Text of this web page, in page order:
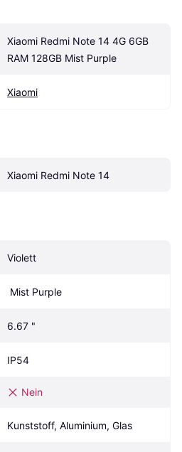
Xiaomi Redmi Note 14 4G 6GB
RAM 128GB Mist Purple
Xiaomi
Xiaomi Redmi Note 14
Violett
Mist Purple
6.67 "
IP54
Nein
Kunststoff, Aluminium, Glas